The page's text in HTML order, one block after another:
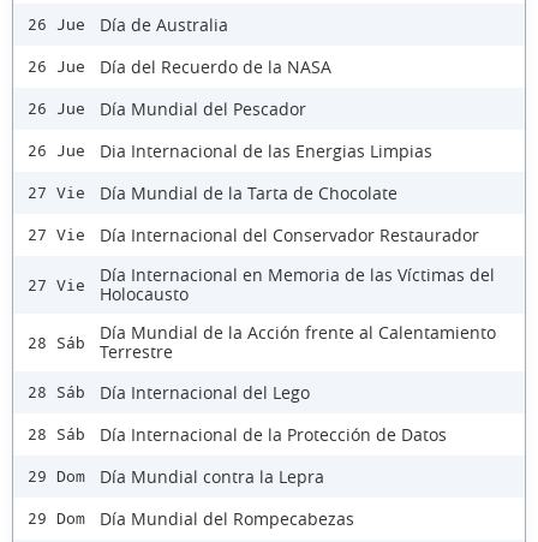
26 Jue Día de Australia
26 Jue Día del Recuerdo de la NASA
26 Jue Día Mundial del Pescador
26 Jue Dia Internacional de las Energias Limpias
27 Vie Día Mundial de la Tarta de Chocolate
27 Vie Día Internacional del Conservador Restaurador
27 Vie
Día Internacional en Memoria de las Víctimas del
Holocausto
28 Sáb
Día Mundial de la Acción frente al Calentamiento
Terrestre
28 Sáb Día Internacional del Lego
28 Sáb Día Internacional de la Protección de Datos
29 Dom Día Mundial contra la Lepra
29 Dom Día Mundial del Rompecabezas